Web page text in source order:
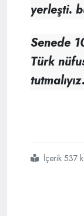
yerleşti.
Senede
Türk
tutmalıyız.
#türkiye
#türk
#nüfus azalması
İçerik 537